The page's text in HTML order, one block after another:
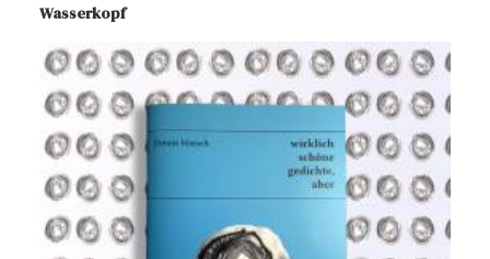
Wasserkopf